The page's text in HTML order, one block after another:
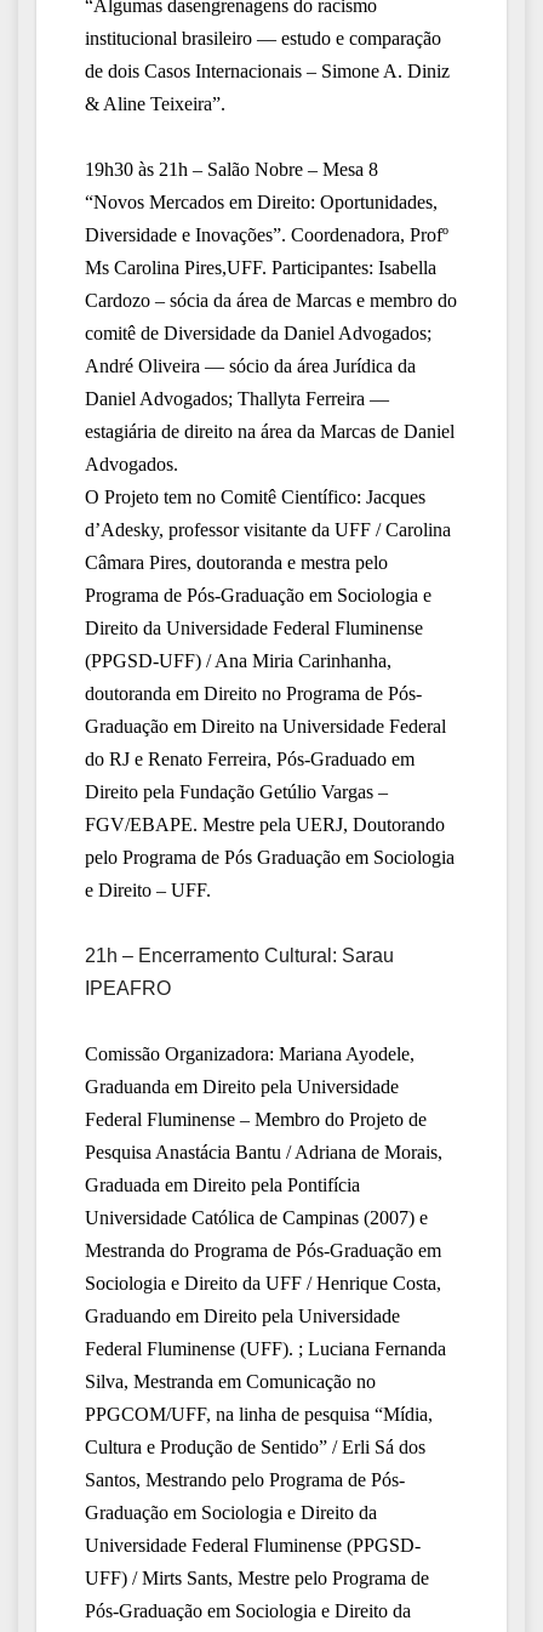
“Algumas dasengrenagens do racismo
institucional brasileiro — estudo e comparação
de dois Casos Internacionais – Simone A. Diniz
& Aline Teixeira”.
19h30 às 21h – Salão Nobre – Mesa 8
“Novos Mercados em Direito: Oportunidades,
Diversidade e Inovações”. Coordenadora, Profº
Ms Carolina Pires,UFF. Participantes: Isabella
Cardozo – sócia da área de Marcas e membro do
comitê de Diversidade da Daniel Advogados;
André Oliveira — sócio da área Jurídica da
Daniel Advogados; Thallyta Ferreira —
estagiária de direito na área da Marcas de Daniel
Advogados.
O Projeto tem no Comitê Científico: Jacques
d’Adesky, professor visitante da UFF / Carolina
Câmara Pires, doutoranda e mestra pelo
Programa de Pós-Graduação em Sociologia e
Direito da Universidade Federal Fluminense
(PPGSD-UFF) / Ana Miria Carinhanha,
doutoranda em Direito no Programa de Pós-
Graduação em Direito na Universidade Federal
do RJ e Renato Ferreira, Pós-Graduado em
Direito pela Fundação Getúlio Vargas –
FGV/EBAPE. Mestre pela UERJ, Doutorando
pelo Programa de Pós Graduação em Sociologia
e Direito – UFF.
21h – Encerramento Cultural: Sarau
IPEAFRO
Comissão Organizadora: Mariana Ayodele,
Graduanda em Direito pela Universidade
Federal Fluminense – Membro do Projeto de
Pesquisa Anastácia Bantu / Adriana de Morais,
Graduada em Direito pela Pontifícia
Universidade Católica de Campinas (2007) e
Mestranda do Programa de Pós-Graduação em
Sociologia e Direito da UFF / Henrique Costa,
Graduando em Direito pela Universidade
Federal Fluminense (UFF). ; Luciana Fernanda
Silva, Mestranda em Comunicação no
PPGCOM/UFF, na linha de pesquisa “Mídia,
Cultura e Produção de Sentido” / Erli Sá dos
Santos, Mestrando pelo Programa de Pós-
Graduação em Sociologia e Direito da
Universidade Federal Fluminense (PPGSD-
UFF) / Mirts Sants, Mestre pelo Programa de
Pós-Graduação em Sociologia e Direito da